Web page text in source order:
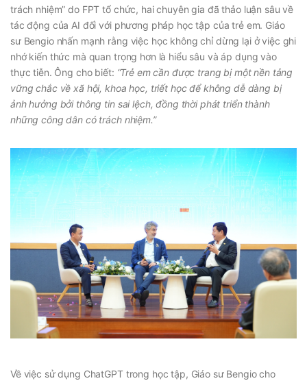
trách nhiệm” do FPT tổ chức, hai chuyên gia đã thảo luận sâu về
tác động của AI đối với phương pháp học tập của trẻ em. Giáo
sư Bengio nhấn mạnh rằng việc học không chỉ dừng lại ở việc ghi
nhớ kiến thức mà quan trọng hơn là hiểu sâu và áp dụng vào
thực tiễn. Ông cho biết: “Trẻ em cần được trang bị một nền tảng
vững chắc về xã hội, khoa học, triết học để không dễ dàng bị
ảnh hưởng bởi thông tin sai lệch, đồng thời phát triển thành
những công dân có trách nhiệm.”
Về việc sử dụng ChatGPT trong học tập, Giáo sư Bengio cho